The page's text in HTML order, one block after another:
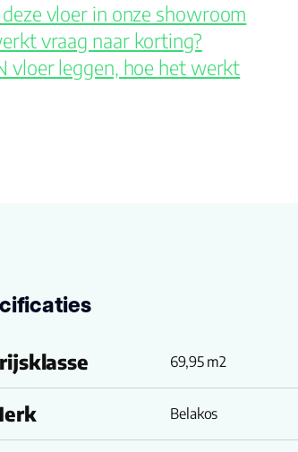
vloer in onze showroom
vraag naar korting?
vloer leggen, hoe het werkt
69,95 m2
Belakos